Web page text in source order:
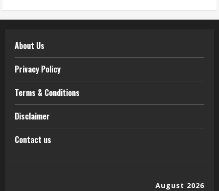
About Us
Privacy Policy
Terms & Conditions
Disclaimer
Contact us
August 2026